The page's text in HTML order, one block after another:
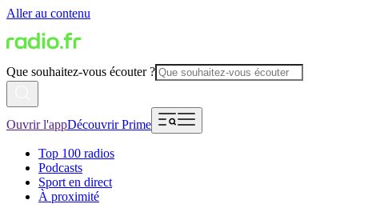
Aller au contenu
Que souhaitez-vous écouter ?
Ouvrir l'appDécouvrir Prime
Top 100 radios
Podcasts
Sport en direct
À proximité